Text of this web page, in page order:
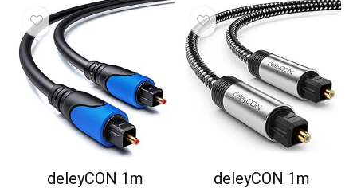
deleyCON 1m deleyCON 1m